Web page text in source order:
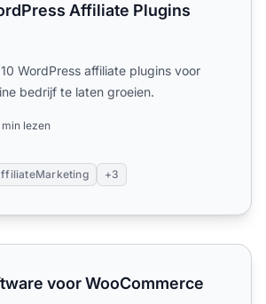
Affiliate Plugins
WordPress affiliate plugins voor
bedrijf te laten groeien.
min lezen
+3
WooCommerce
voor WooCommerce